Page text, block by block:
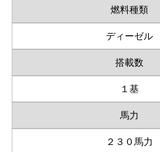
燃料種類
ディーゼル
搭載数
１基
馬力
２３０馬力